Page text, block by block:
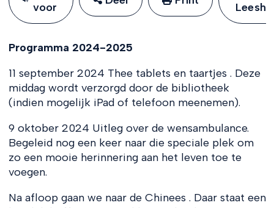
voor
Programma 2024-2025
11 september 2024 Thee tablets en taartjes . Deze
middag wordt verzorgd door de bibliotheek
(indien mogelijk iPad of telefoon meenemen).
9 oktober 2024 Uitleg over de wensambulance.
Begeleid nog een keer naar die speciale plek om
zo een mooie herinnering aan het leven toe te
voegen.
Na afloop gaan we naar de Chinees . Daar staat een